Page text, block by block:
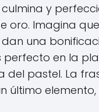
y
oro. Imagina
una
perfecto en la
del pastel. La
último